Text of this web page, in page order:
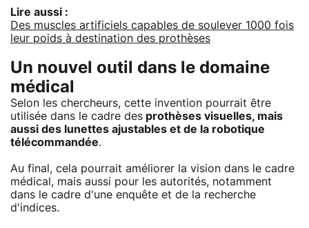
Lire aussi :
Des muscles artificiels capables de soulever 1000 fois
leur poids à destination des prothèses
Un nouvel outil dans le domaine
médical
Selon les chercheurs, cette invention pourrait être
utilisée dans le cadre des prothèses visuelles, mais
aussi des lunettes ajustables et de la robotique
télécommandée.
Au final, cela pourrait améliorer la vision dans le cadre
médical, mais aussi pour les autorités, notamment
dans le cadre d'une enquête et de la recherche
d'indices.